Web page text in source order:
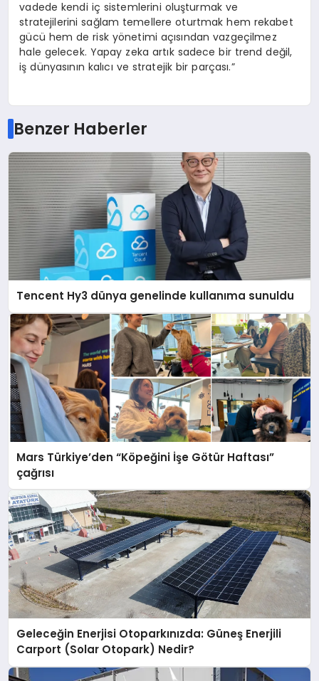
vadede kendi iç sistemlerini oluşturmak ve
stratejilerini sağlam temellere oturtmak hem rekabet
gücü hem de risk yönetimi açısından vazgeçilmez
hale gelecek. Yapay zeka artık sadece bir trend değil,
iş dünyasının kalıcı ve stratejik bir parçası.”
Benzer Haberler
Tencent Hy3 dünya genelinde kullanıma sunuldu
Mars Türkiye’den “Köpeğini İşe Götür Haftası”
çağrısı
Geleceğin Enerjisi Otoparkınızda: Güneş Enerjili
Carport (Solar Otopark) Nedir?